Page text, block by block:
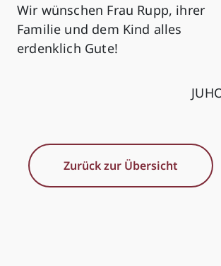
Wir wünschen Frau Rupp, ihrer
Familie und dem Kind alles
erdenklich Gute!
Zurück zur Übersicht